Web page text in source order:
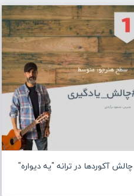
چالش آکوردها در ترانه "یه دیواره"